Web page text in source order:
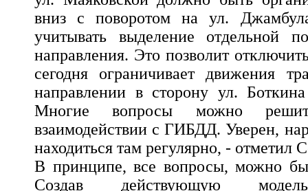
вниз с поворотом на ул.
учитывать выделение отдельной
направления. Это позволит
сегодня ограничивает движения
направлении в сторону ул.
Многие вопросы можно
взаимодействии с ГИБДД. Уверен,
находиться там регулярно, - отметил
В принципе, все вопросы, можно
Создав действующую модель